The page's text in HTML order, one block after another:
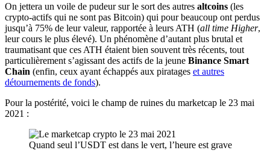
On jettera un voile de pudeur sur le sort des autres altcoins (les
crypto-actifs qui ne sont pas Bitcoin) qui pour beaucoup ont perdus
jusqu’à 75% de leur valeur, rapportée à leurs ATH (all time Higher,
leur cours le plus élevé). Un phénomène d’autant plus brutal et
traumatisant que ces ATH étaient bien souvent très récents, tout
particulièrement s’agissant des actifs de la jeune Binance Smart
Chain (enfin, ceux ayant échappés aux piratages et autres
détournements de fonds).
Pour la postérité, voici le champ de ruines du marketcap le 23 mai
2021 :
Quand seul l’USDT est dans le vert, l’heure est grave